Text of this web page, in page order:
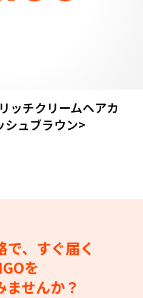
ッチクリームヘアカ
シュブラウン>
で、すぐ届く
を
ませんか？